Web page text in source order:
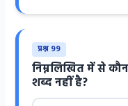
प्रश्न 99
निम्नलिखित में से
शब्द नहीं है?